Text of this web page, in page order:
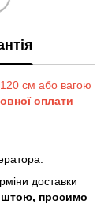
см або вагою
оплати
доставки
просимо